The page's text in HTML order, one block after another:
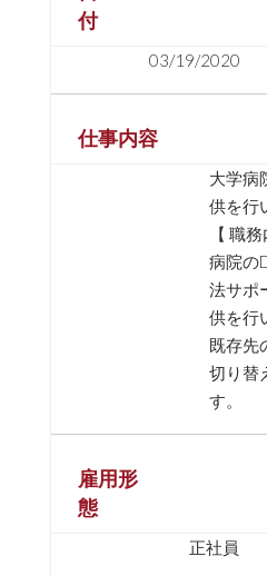
付
03/19/2020
仕事内容
大学病
供を行
【 職
病院の
法サポ
供を行
既存先
切り替
す。
雇用形
態
正社員